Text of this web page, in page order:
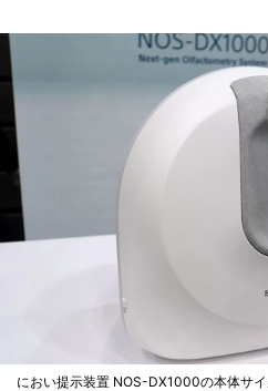
におい提示装置 NOS-DX1000の本体サ